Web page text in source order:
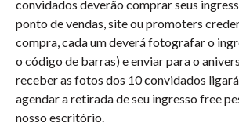
convidados deverão comprar seus
ponto de vendas, site ou promoters
compra, cada um deverá fotografar o
o código de barras) e enviar para o
receber as fotos dos 10 convidados
agendar a retirada de seu ingresso free
nosso escritório.